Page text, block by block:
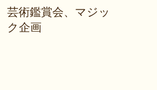
芸術鑑賞会、マジッ
ク企画